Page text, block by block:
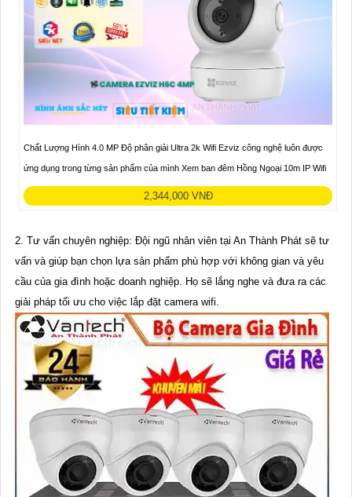
Chất Lượng Hình 4.0 MP Độ phân giải Ultra 2k Wifi Ezviz công nghệ luôn được
ứng dụng trong từng sản phẩm của mình Xem ban đêm Hồng Ngoại 10m IP Wifi
2,344,000 VNĐ
2. Tư vấn chuyên nghiệp: Đội ngũ nhân viên tại An Thành Phát sẽ tư
vấn và giúp bạn chọn lựa sản phẩm phù hợp với không gian và yêu
cầu của gia đình hoặc doanh nghiệp. Họ sẽ lắng nghe và đưa ra các
giải pháp tối ưu cho việc lắp đặt camera wifi.